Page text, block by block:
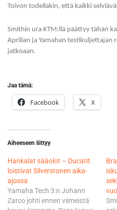
Toivon todellakin, että kaikki
Smithin ura KTM:llä päättyy tähän
Aprilian ja Yamahan
jatkoaan.
Jaa tämä:
Facebook X
Aiheeseen liittyy
Hankalat sääolot – Ducatit
loistivat Silverstonen aika-
ajossa
Yamaha Tech 3:n Johann
Zarco johti ennen viimeistä